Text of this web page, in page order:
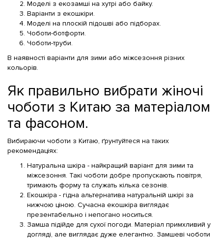
Моделі з екозамші на хутрі або байку.
Варіанти з екошкіри.
Моделі на плоскій підошві або підборах.
Чоботи-ботфорти.
Чоботи-труби.
В наявності варіанти для зими або міжсезоння різних
кольорів.
Як правильно вибрати жіночі
чоботи з Китаю за матеріалом
та фасоном.
Вибираючи чоботи з Китаю, ґрунтуйтеся на таких
рекомендаціях:
Натуральна шкіра - найкращий варіант для зими та
міжсезоння. Такі чоботи добре пропускають повітря,
тримають форму та служать кілька сезонів.
Екошкіра - гідна альтернатива натуральній шкірі за
нижчою ціною. Сучасна екошкіра виглядає
презентабельно і непогано носиться.
Замша підійде для сухої погоди. Матеріал примхливий у
догляді, але виглядає дуже елегантно. Замшеві чоботи